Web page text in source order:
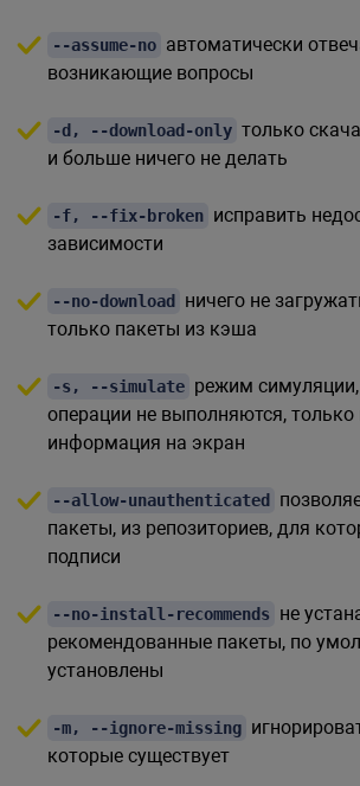
--assume-no автоматически
возникающие вопросы
-d, --download-only только
и больше ничего не делать
-f, --fix-broken исправить
зависимости
--no-download ничего не
только пакеты из кэша
-s, --simulate режим
операции не выполняются, только
информация на экран
--allow-unauthenticated
пакеты, из репозиториев, для
подписи
--no-install-recommends не
рекомендованные пакеты, по
установлены
-m, --ignore-missing
которые существует